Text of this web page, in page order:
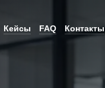
Кейсы FAQ Контакты